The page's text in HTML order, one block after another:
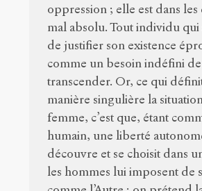
oppression ; elle est dans les
mal absolu. Tout individu qui
de justifier son existence
comme un besoin indéfini de
transcender. Or, ce qui
manière singulière la
femme, c’est que, étant
humain, une liberté
découvre et se choisit dans
les hommes lui imposent de